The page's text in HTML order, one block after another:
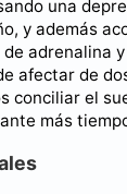
una
y además
de adrenalina
afectar de
conciliar el
más